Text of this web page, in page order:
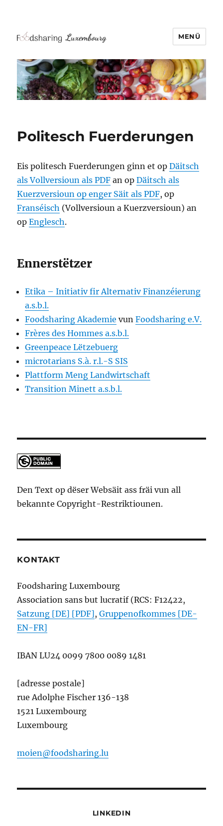
MENÜ
Politesch Fuerderungen
Eis politesch Fuerderungen ginn et opDäitsch
als Vollversioun als PDF an opDäitsch als
Kuerzversioun op enger Säit als PDF, op
Franséisch (Vollversioun a Kuerzversioun) an
opEnglesch.
Ennerstëtzer
Etika – Initiativ fir Alternativ Finanzéierung
a.s.b.l.
Foodsharing Akademie vunFoodsharing e.V.
Frères des Hommes a.s.b.l.
Greenpeace Lëtzebuerg
microtarians S.à. r.l.-S SIS
Plattform Meng Landwirtschaft
Transition Minett a.s.b.l.
Den Text op dëser Websäit ass fräi vun all
bekannte Copyright-Restriktiounen.
KONTAKT
Foodsharing Luxembourg
Association sans but lucratif (RCS: F12422,
Satzung [DE] [PDF],Gruppenofkommes [DE-
EN-FR]
IBANLU24 0099 7800 0089 1481
[adresse postale]
rue Adolphe Fischer 136-138
1521 Luxembourg
Luxembourg
moien@foodsharing.lu
LINKEDIN